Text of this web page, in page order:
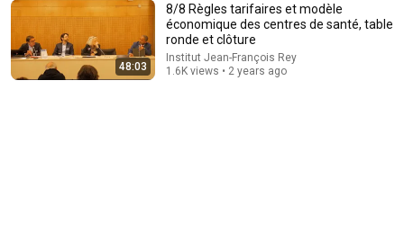
48:03
8/8 Règles tarifaires et modèle
économique des centres de santé, table
ronde et clôture
Institut Jean-François Rey
1.6K views • 2 years ago